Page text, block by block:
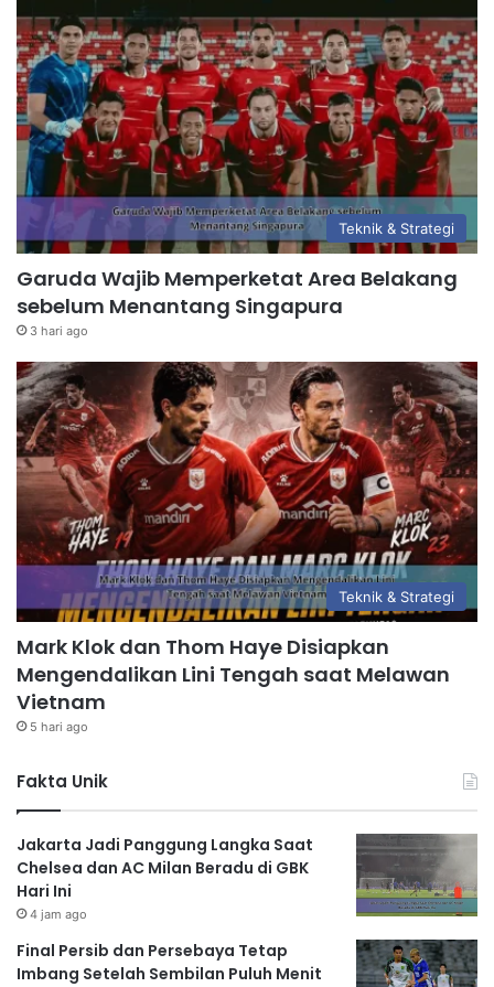
Teknik & Strategi
Garuda Wajib Memperketat Area Belakang
sebelum Menantang Singapura
3 hari ago
Teknik & Strategi
Mark Klok dan Thom Haye Disiapkan
Mengendalikan Lini Tengah saat Melawan
Vietnam
5 hari ago
Fakta Unik
Jakarta Jadi Panggung Langka Saat
Chelsea dan AC Milan Beradu di GBK
Hari Ini
4 jam ago
Final Persib dan Persebaya Tetap
Imbang Setelah Sembilan Puluh Menit